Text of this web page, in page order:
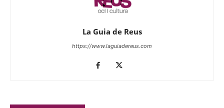
La Guia de Reus
https://www.laguiadereus.com